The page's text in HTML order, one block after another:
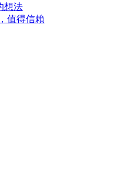
想法
值得信賴